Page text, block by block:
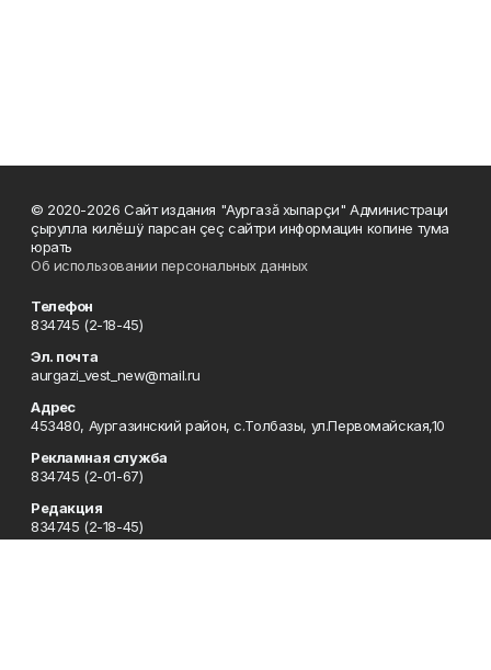
© 2020-2026 Сайт издания "Аургазă хыпарçи" Администраци
çырулла килĕшÿ парсан çеç сайтри информацин копине тума
юрать
Об использовании персональных данных
Телефон
834745 (2-18-45)
Эл. почта
aurgazi_vest_new@mail.ru
Адрес
453480, Аургазинский район, с.Толбазы, ул.Первомайская,10
Рекламная служба
834745 (2-01-67)
Редакция
834745 (2-18-45)